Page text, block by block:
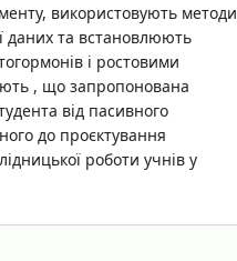
використовують методи
даних та встановлюють
і ростовими
, що запропонована
від пасивного
до проєктування
роботи учнів у